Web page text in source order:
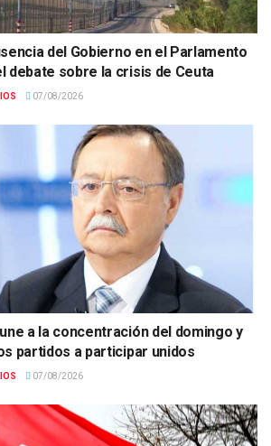
del Gobierno en el Parlamento
debate sobre la crisis de Ceuta
07/08/2026
a la concentración del domingo y
partidos a participar unidos
07/08/2026